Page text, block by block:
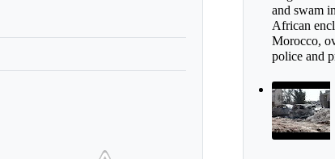
and swam
African
Morocco,
police and